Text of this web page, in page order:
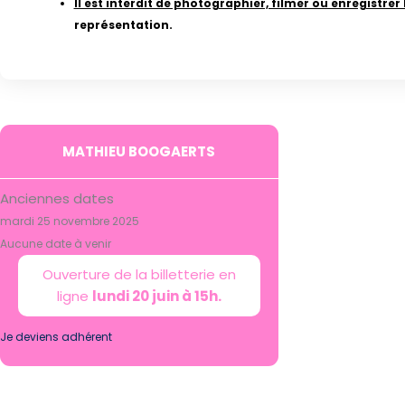
représentation.
MATHIEU BOOGAERTS
Anciennes dates
mardi 25 novembre 2025
Aucune date à venir
Ouverture de la billetterie en
ligne lundi 20 juin à 15h.
Je deviens adhérent